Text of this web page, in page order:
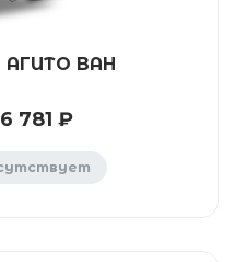
АГИТО ВАН
781 ₽